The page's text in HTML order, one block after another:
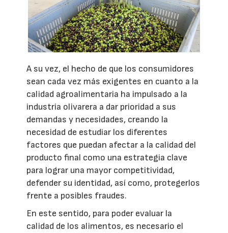
A su vez, el hecho de que los consumidores
sean cada vez más exigentes en cuanto a la
calidad agroalimentaria ha impulsado a la
industria olivarera a dar prioridad a sus
demandas y necesidades, creando la
necesidad de estudiar los diferentes
factores que puedan afectar a la calidad del
producto final como una estrategia clave
para lograr una mayor competitividad,
defender su identidad, así como, protegerlos
frente a posibles fraudes.
En este sentido, para poder evaluar la
calidad de los alimentos, es necesario el